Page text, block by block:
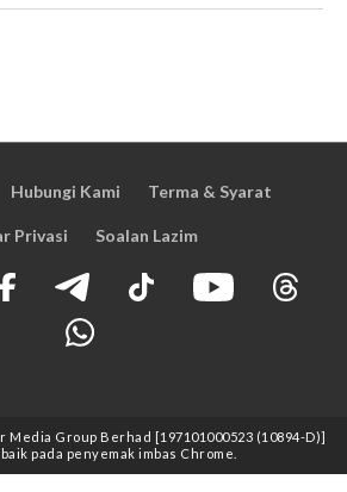
Hubungi Kami Terma & Syarat
Privasi Soalan Lazim
Media Group Berhad [197101000523 (10894-D)]
pada penyemak imbas Chrome.